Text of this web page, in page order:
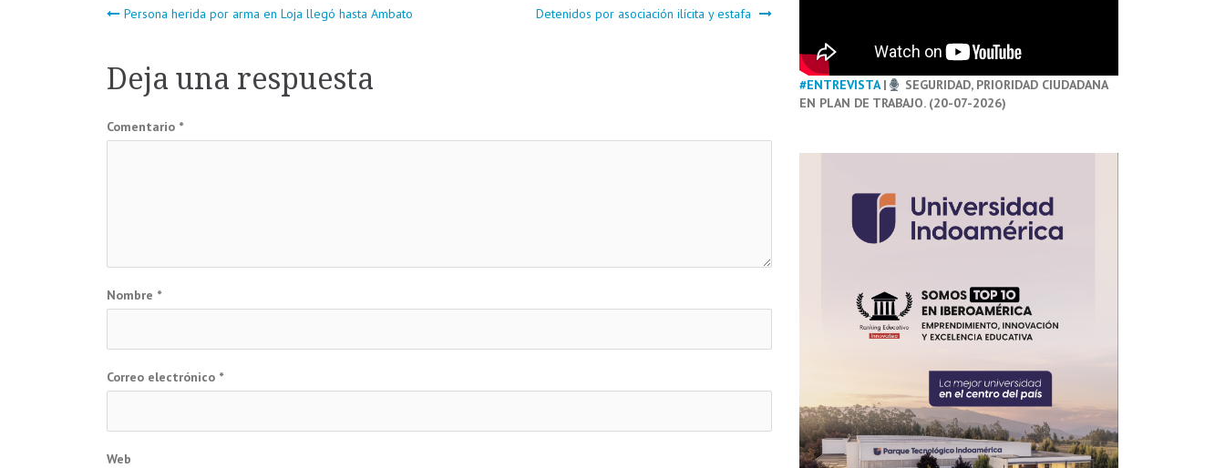
Navegación
de
entradas
Persona herida por arma en Loja llegó hasta Ambato Detenidos por asociación ilícita y estafa
Deja una respuesta
Comentario *
Nombre *
Correo electrónico *
Web
#ENTREVISTA|
SEGURIDAD, PRIORIDAD CIUDADANA
EN PLAN DE TRABAJO. (20-07-2026)